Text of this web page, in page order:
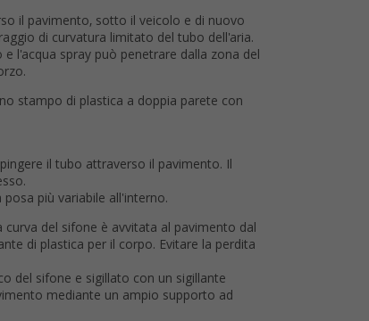
il pavimento, sotto il veicolo e di nuovo
di curvatura limitato del tubo dell'aria.
l'acqua spray può penetrare dalla zona del
stampo di plastica a doppia parete con
il tubo attraverso il pavimento. Il
più variabile all'interno.
del sifone è avvitata al pavimento dal
di plastica per il corpo. Evitare la perdita
del sifone e sigillato con un sigillante
mediante un ampio supporto ad